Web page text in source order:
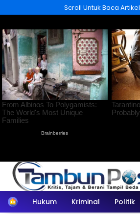
ke
Scroll Untuk Baca Artikel
HomeHukum Kriminal Politik